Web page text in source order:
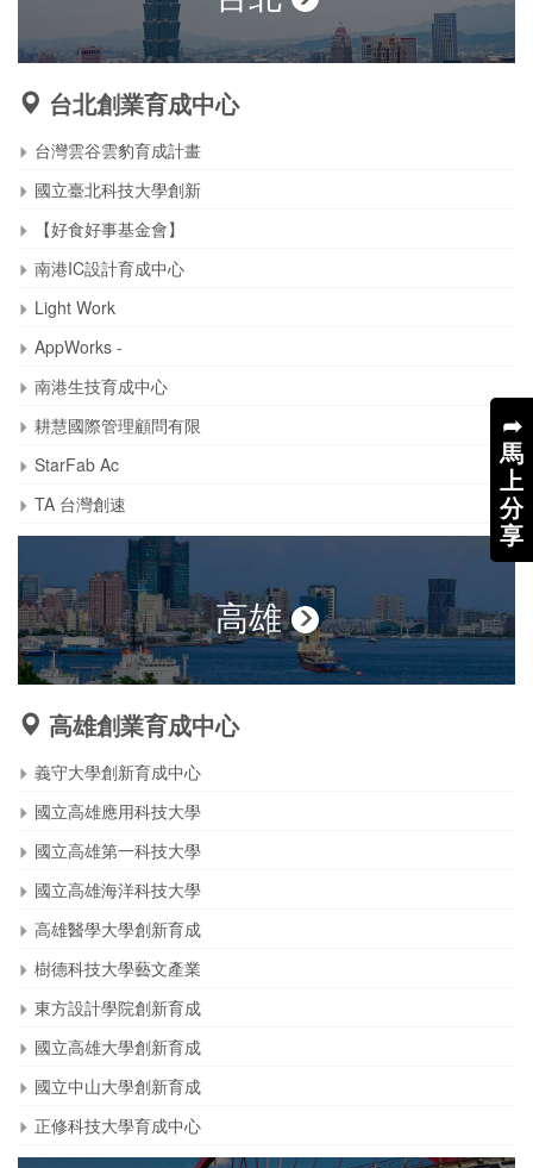
➦
馬
上
分
享
台北創業育成中心
台灣雲谷雲豹育成計畫
國立臺北科技大學創新
【好食好事基金會】
南港IC設計育成中心
Light Work
AppWorks -
南港生技育成中心
耕慧國際管理顧問有限
StarFab Ac
TA 台灣創速
高雄
高雄創業育成中心
義守大學創新育成中心
國立高雄應用科技大學
國立高雄第一科技大學
國立高雄海洋科技大學
高雄醫學大學創新育成
樹德科技大學藝文產業
東方設計學院創新育成
國立高雄大學創新育成
國立中山大學創新育成
正修科技大學育成中心